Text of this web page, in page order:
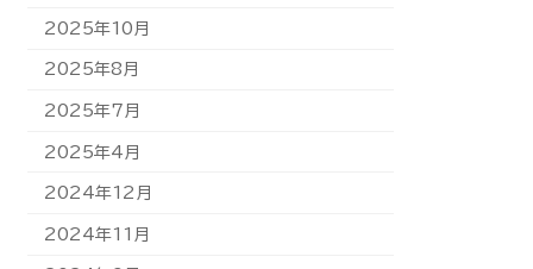
2025年10月
2025年8月
2025年7月
2025年4月
2024年12月
2024年11月